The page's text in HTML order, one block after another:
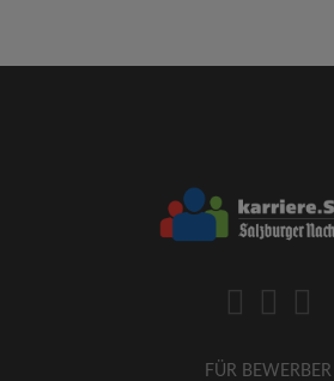
FÜR BEWERBER